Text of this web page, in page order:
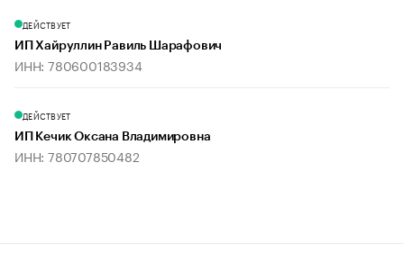
ДЕЙСТВУЕТ
ИП Хайруллин Равиль Шарафович
ИНН: 780600183934
ДЕЙСТВУЕТ
ИП Кечик Оксана Владимировна
ИНН: 780707850482